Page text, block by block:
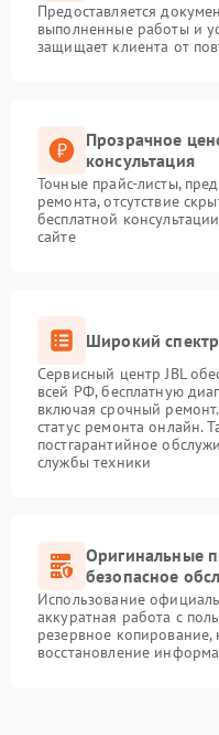
Предоставляется
выполненные работы и
защищает клиента от
Прозрачное
консультация
Точные прайс-листы,
ремонта, отсутствие
бесплатной
сайте
Широкий спектр
Сервисный центр JBL
всей РФ, бесплатную
включая срочный
статус ремонта онлайн.
постгарантийное
службы техники
Оригинальные
безопасное
Использование
аккуратная работа с
резервное
восстановление